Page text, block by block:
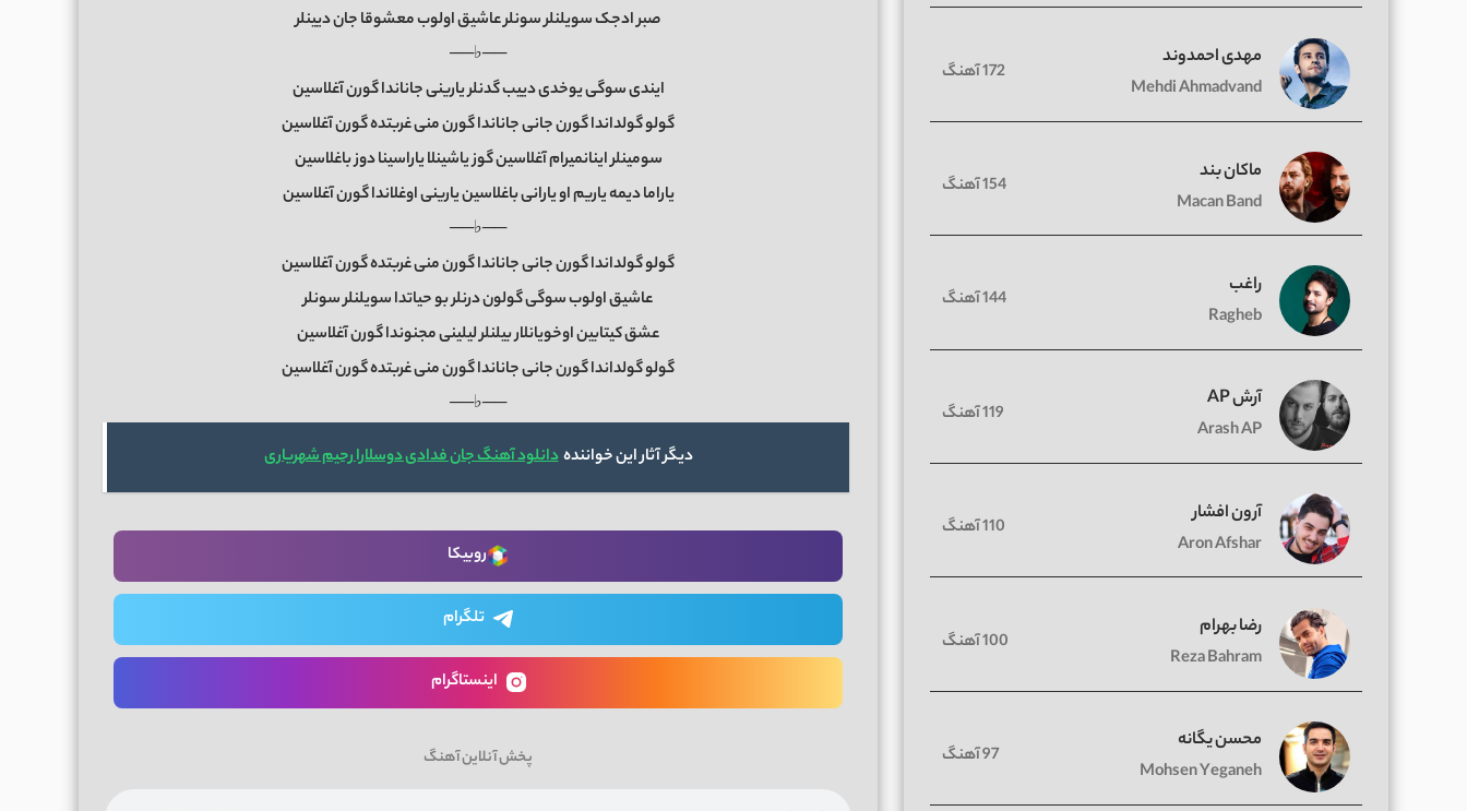
صبر ادجک سویلنلر سونلر عاشیق اولوب معشوقا جان دیینلر
──♭──
ایندی سوگی یوخدی دییب گدنلر یارینی جاناندا گورن آغلاسین
گولو گولداندا گورن جانی جاناندا گورن منی غربتده گورن آغلاسین
سومینلر اینانمیرام آغلاسین گوز یاشینلا یاراسینا دوز باغلاسین
یاراما دیمه یاریم او یارانی باغلاسین یارینی اوغلاندا گورن آغلاسین
──♭──
گولو گولداندا گورن جانی جاناندا گورن منی غربتده گورن آغلاسین
عاشیق اولوب سوگی گولون درنلر بو حیاتدا سویلنلر سونلر
عشق کیتابین اوخویانلار بیلنلر لیلینی مجنوندا گورن آغلاسین
گولو گولداندا گورن جانی جاناندا گورن منی غربتده گورن آغلاسین
──♭──
دیگر آثار این خوانندهدانلود آهنگ جان فدادی دوسلارا رحیم شهریاری
روبیکا
تلگرام
اینستاگرام
پخش آنلاین آهنگ
مهدی احمدوند
Mehdi Ahmadvand
172 آهنگ
ماکان بند
Macan Band
154 آهنگ
راغب
Ragheb
144 آهنگ
آرش AP
Arash AP
119 آهنگ
آرون افشار
Aron Afshar
110 آهنگ
رضا بهرام
Reza Bahram
100 آهنگ
محسن یگانه
Mohsen Yeganeh
97 آهنگ